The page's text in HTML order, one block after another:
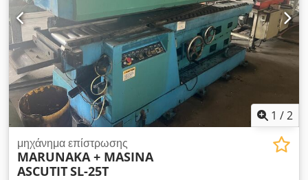
1 /2
μηχάνημα επίστρωσης
MARUNAKA + MASINA
ASCUTITSL-25T